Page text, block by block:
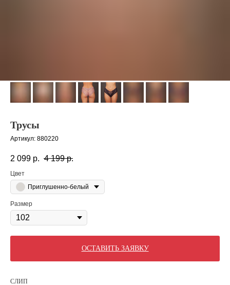
Трусы
Артикул: 880220
2 099 р. 4 199 р.
Цвет
Приглушенно-белый
Размер
ОСТАВИТЬ ЗАЯВКУ
СЛИП